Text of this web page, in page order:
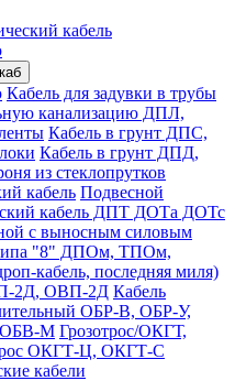
кабель
Кабель для задувки в трубы
канализацию ДПЛ,
Кабель в грунт ДПС,
Кабель в грунт ДПД,
из стеклопрутков
кабель Подвесной
кабель ДПТ ДОТа ДОТс
с выносным силовым
типа "8" ДПОм, ТПОм,
кабель, последняя миля)
2Д, ОВП-2Д Кабель
ОБР-В, ОБР-У,
ОБВ-М Грозотрос/ОКГТ,
ОКГТ-Ц, ОКГТ-С
кабели